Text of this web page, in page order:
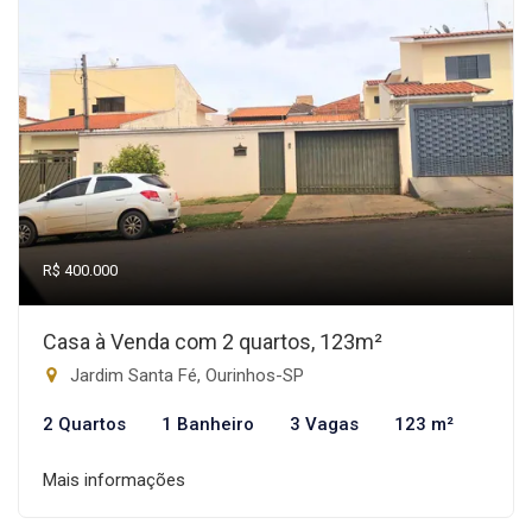
R$ 400.000
Casa à Venda com 2 quartos, 123m²
Jardim Santa Fé, Ourinhos-SP
2 Quartos 1 Banheiro 3 Vagas 123 m²
Mais informações